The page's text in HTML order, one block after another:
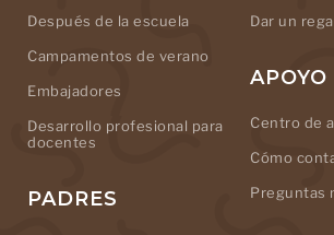
Después de la escuela
Campamentos de verano
Embajadores
Desarrollo profesional para
docentes
PADRES
Dar un
APOYO
Centro de
Cómo
Preguntas